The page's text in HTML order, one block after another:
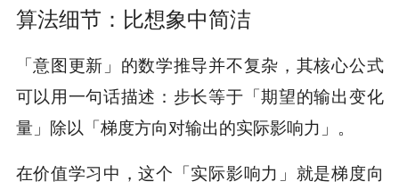
算法细节：比想象中简洁
「意图更新」的数学推导并不复杂，其核心公式
可以用一句话描述：步长等于「期望的输出变化
量」除以「梯度方向对输出的实际影响力」。
在价值学习中，这个「实际影响力」就是梯度向